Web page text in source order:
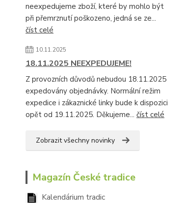
neexpedujeme zboží, které by mohlo být
při přemrznutí poškozeno, jedná se ze...
číst celé
10.11.2025
18.11.2025 NEEXPEDUJEME!
Z provozních důvodů nebudou 18.11.2025
expedovány objednávky. Normální režim
expedice i zákaznické linky bude k dispozici
opět od 19.11.2025. Děkujeme... číst celé
Zobrazit všechny novinky
Magazín České tradice
Kalendárium tradic